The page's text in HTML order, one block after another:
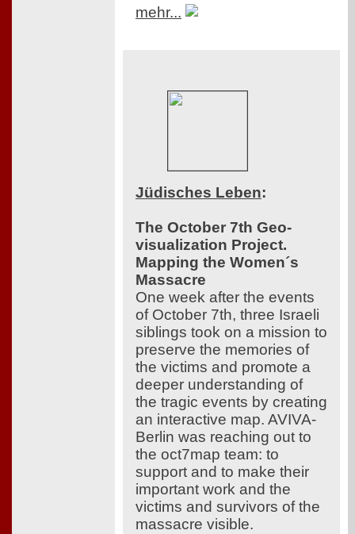
mehr...
Jüdisches Leben:
The October 7th Geo-
visualization Project.
Mapping the Women´s
Massacre
One week after the events
of October 7th, three Israeli
siblings took on a mission to
preserve the memories of
the victims and promote a
deeper understanding of
the tragic events by creating
an interactive map. AVIVA-
Berlin was reaching out to
the oct7map team: to
support and to make their
important work and the
victims and survivors of the
massacre visible.